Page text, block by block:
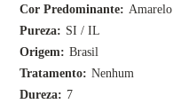
Cor Predominante
Amarelo
Pureza
SI / IL
Origem
Brasil
Tratamento
Nenhum
Dureza
7